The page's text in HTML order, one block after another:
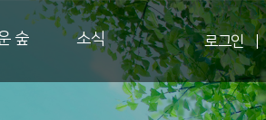
로그인 |
숲 소식